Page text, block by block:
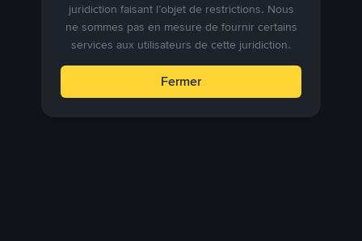
juridiction faisant l’objet de restrictions. Nous
ne sommes pas en mesure de fournir certains
services aux utilisateurs de cette juridiction.
Fermer